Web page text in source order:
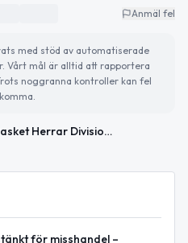
Anmäl fel
med stöd av automatiserade
Vårt mål är alltid att rapportera
noggranna kontroller kan fel
Boden Basket Herrar Division 3 Match i Björknäshallen
för misshandel –